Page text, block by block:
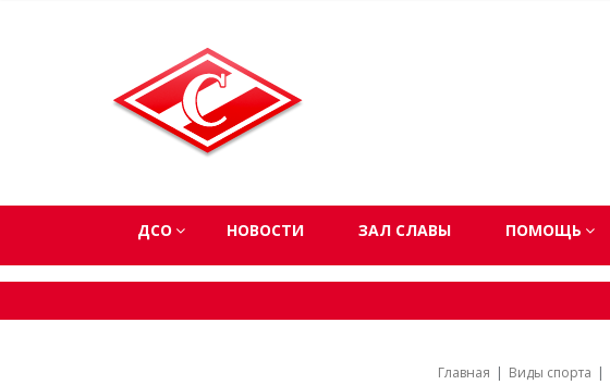
ДСО НОВОСТИ ЗАЛ СЛАВЫ ПОМОЩЬ
Главная Виды спорта